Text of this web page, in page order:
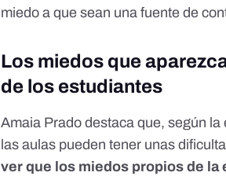
miedo a que sean una fuente de
Los miedos que
de los estudiantes
Amaia Prado destaca que, según
las aulas pueden tener unas
ver que los miedos propios de